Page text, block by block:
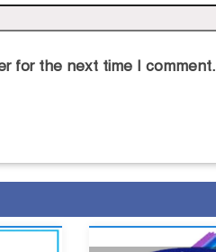
for the next time I comment.